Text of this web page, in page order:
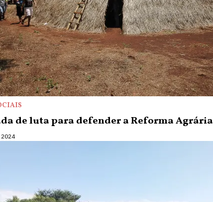
de luta para defender a Reforma Agrária
2024